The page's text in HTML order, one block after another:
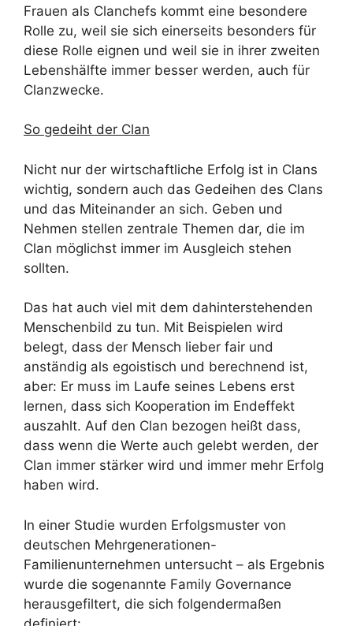
Frauen als Clanchefs kommt eine besondere
Rolle zu, weil sie sich einerseits besonders für
diese Rolle eignen und weil sie in ihrer zweiten
Lebenshälfte immer besser werden, auch für
Clanzwecke.
So gedeiht der Clan
Nicht nur der wirtschaftliche Erfolg ist in Clans
wichtig, sondern auch das Gedeihen des Clans
und das Miteinander an sich. Geben und
Nehmen stellen zentrale Themen dar, die im
Clan möglichst immer im Ausgleich stehen
sollten.
Das hat auch viel mit dem dahinterstehenden
Menschenbild zu tun. Mit Beispielen wird
belegt, dass der Mensch lieber fair und
anständig als egoistisch und berechnend ist,
aber: Er muss im Laufe seines Lebens erst
lernen, dass sich Kooperation im Endeffekt
auszahlt. Auf den Clan bezogen heißt dass,
dass wenn die Werte auch gelebt werden, der
Clan immer stärker wird und immer mehr Erfolg
haben wird.
In einer Studie wurden Erfolgsmuster von
deutschen Mehrgenerationen-
Familienunternehmen untersucht – als Ergebnis
wurde die sogenannte Family Governance
herausgefiltert, die sich folgendermaßen